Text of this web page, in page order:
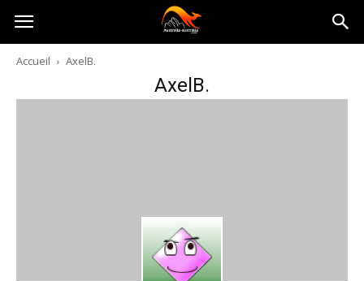
Australia-
australie.com
Accueil AxelB.
AxelB.